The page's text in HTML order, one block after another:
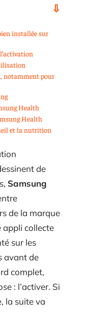
installée sur
notamment pour
Health
Health
et la nutrition
de
Samsung
de la marque
appli collecte
sur les
avant de
complet,
: l’activer. Si
la suite va